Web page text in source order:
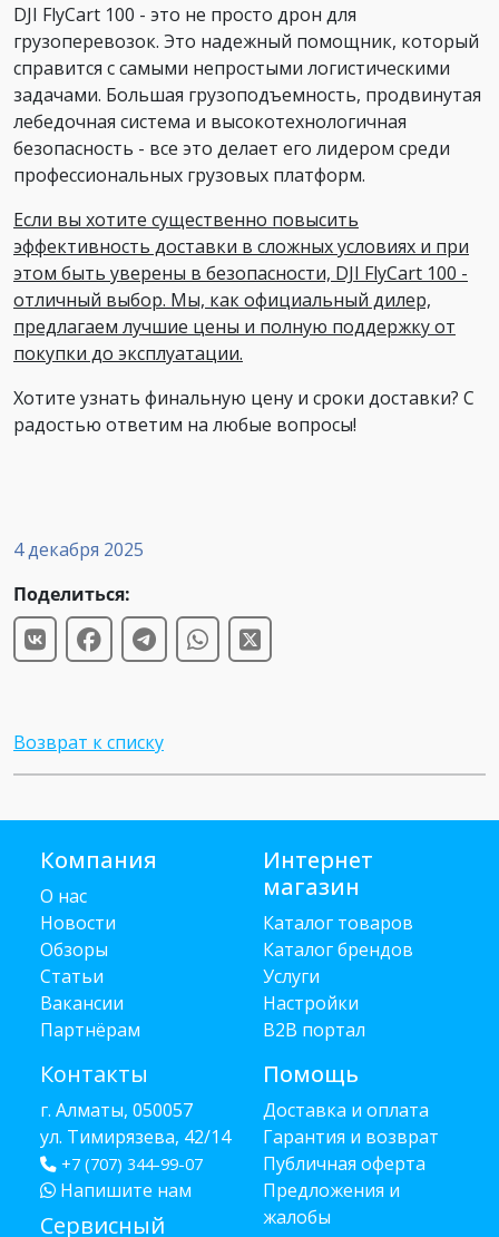
4 декабря 2025
Поделиться:
DJI FlyCart 100 - это не просто дрон для
грузоперевозок. Это надежный помощник, который
справится с самыми непростыми логистическими
задачами. Большая грузоподъемность, продвинутая
лебедочная система и высокотехнологичная
безопасность - все это делает его лидером среди
профессиональных грузовых платформ.
Если вы хотите существенно повысить
эффективность доставки в сложных условиях и при
этом быть уверены в безопасности, DJI FlyCart 100 -
отличный выбор. Мы, как официальный дилер,
предлагаем лучшие цены и полную поддержку от
покупки до эксплуатации.
Хотите узнать финальную цену и сроки доставки? С
радостью ответим на любые вопросы!
Возврат к списку
Компания
О нас
Новости
Обзоры
Статьи
Вакансии
Партнёрам
Контакты
г. Алматы, 050057
ул. Тимирязева, 42/14
+7 (707) 344-99-07
Напишите нам
Сервисный
Интернет
магазин
Каталог товаров
Каталог брендов
Услуги
Настройки
B2B портал
Помощь
Доставка и оплата
Гарантия и возврат
Публичная оферта
Предложения и
жалобы